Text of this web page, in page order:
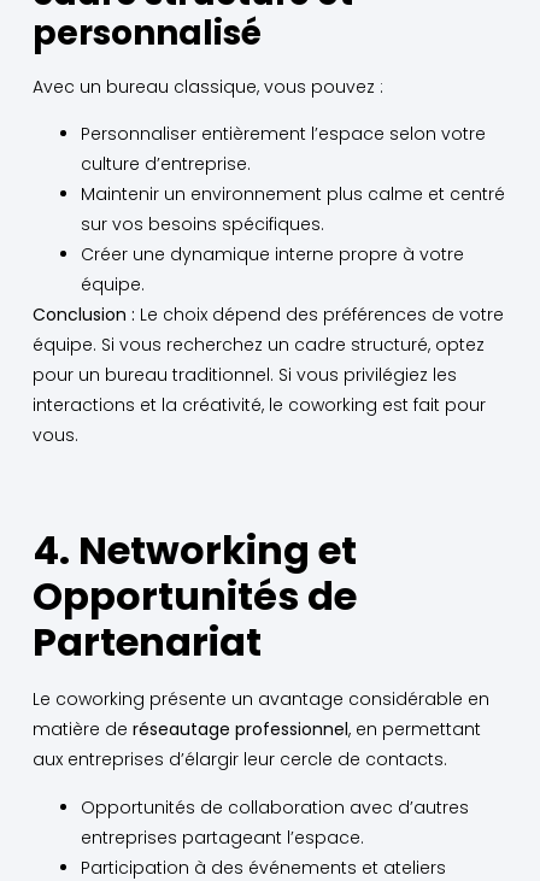
personnalisé
Avec un bureau classique, vous pouvez :
Personnaliser entièrement l’espace selon votre
culture d’entreprise.
Maintenir un environnement plus calme et centré
sur vos besoins spécifiques.
Créer une dynamique interne propre à votre
équipe.
Conclusion : Le choix dépend des préférences de votre
équipe. Si vous recherchez un cadre structuré, optez
pour un bureau traditionnel. Si vous privilégiez les
interactions et la créativité, le coworking est fait pour
vous.
4. Networking et
Opportunités de
Partenariat
Le coworking présente un avantage considérable en
matière de réseautage professionnel, en permettant
aux entreprises d’élargir leur cercle de contacts.
Opportunités de collaboration avec d’autres
entreprises partageant l’espace.
Participation à des événements et ateliers